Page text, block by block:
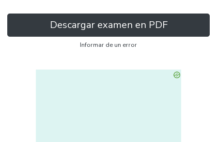
Descargar examen en PDF
Informar de un error